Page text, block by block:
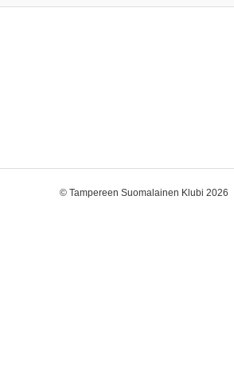
© Tampereen Suomalainen Klubi 2026